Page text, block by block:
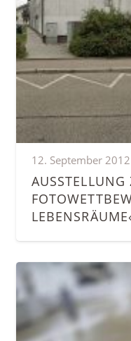
12. September 2012
AUSSTELLUNG